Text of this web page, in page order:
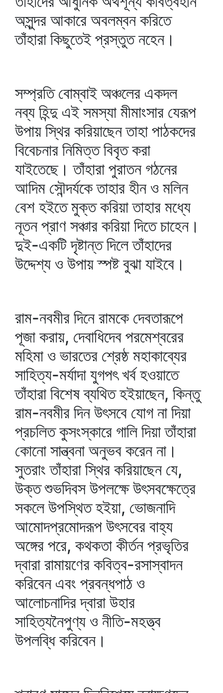
অসুন্দর আকারে অবলম্বন করিতে
তাঁহারা কিছুতেই প্রস্তুত নহেন।
সম্প্রতি বোম্বাই অঞ্চলের একদল
নব্য হিন্দু এই সমস্যা মীমাংসার যেরূপ
উপায় স্থির করিয়াছেন তাহা পাঠকদের
বিবেচনার নিমিত্ত বিবৃত করা
যাইতেছে। তাঁহারা পুরাতন গঠনের
আদিম সৌন্দর্যকে তাহার হীন ও মলিন
বেশ হইতে মুক্ত করিয়া তাহার মধ্যে
নূতন প্রাণ সঞ্চার করিয়া দিতে চাহেন।
দুই-একটি দৃষ্টান্ত দিলে তাঁহাদের
উদ্দেশ্য ও উপায় স্পষ্ট বুঝা যাইবে।
রাম-নবমীর দিনে রামকে দেবতারূপে
পূজা করায়, দেবাধিদেব পরমেশ্বরের
মহিমা ও ভারতের শ্রেষ্ঠ মহাকাব্যের
সাহিত্য-মর্যাদা যুগপৎ খর্ব হওয়াতে
তাঁহারা বিশেষ ব্যথিত হইয়াছেন, কিন্তু
রাম-নবমীর দিন উৎসবে যোগ না দিয়া
প্রচলিত কুসংস্কারে গালি দিয়া তাঁহারা
কোনো সান্ত্বনা অনুভব করেন না।
সুতরাং তাঁহারা স্থির করিয়াছেন যে,
উক্ত শুভদিবস উপলক্ষে উৎসবক্ষেত্রে
সকলে উপস্থিত হইয়া, ভোজনাদি
আমোদপ্রমোদরূপ উৎসবের বাহ্য
অঙ্গের পরে, কথকতা কীর্তন প্রভৃতির
দ্বারা রামায়ণের কবিত্ব-রসাস্বাদন
করিবেন এবং প্রবন্ধপাঠ ও
আলোচনাদির দ্বারা উহার
সাহিত্যনৈপুণ্য ও নীতি-মহত্ত্ব
উপলব্ধি করিবেন।